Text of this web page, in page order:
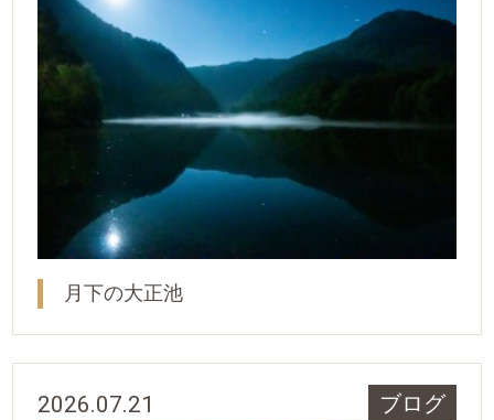
月下の大正池
2026.07.21 ブログ